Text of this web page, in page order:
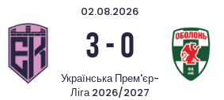
02.08.2026
3-0
Українська Прем'єр-
Ліга 2026/2027